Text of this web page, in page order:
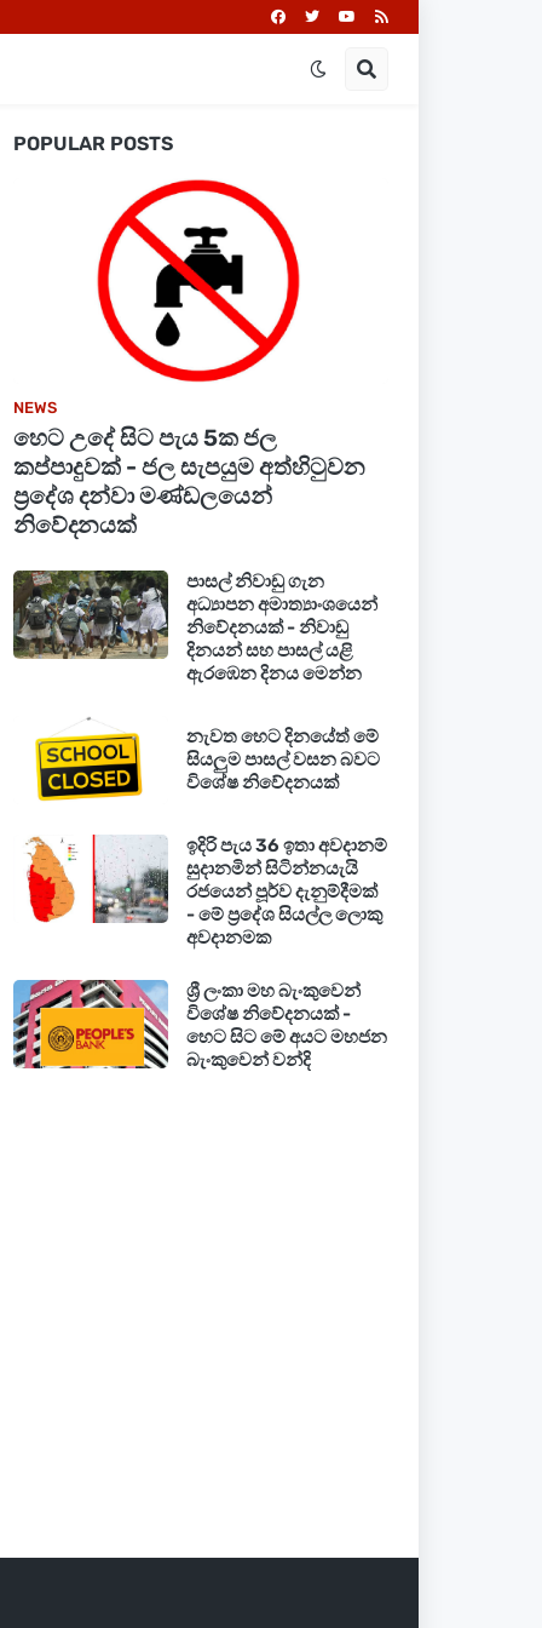
POPULAR POSTS
NEWS
හෙට උදේ සිට පැය 5ක ජල
කප්පාදුවක් - ජල සැපයුම අත්හිටුවන
ප්‍රදේශ දන්වා මණ්ඩලයෙන්
නිවේදනයක්
පාසල් නිවාඩු ගැන
අධ්‍යාපන අමාත්‍යාංශයෙන්
නිවේදනයක් - නිවාඩු
දිනයන් සහ පාසල් යළි
ඇරඹෙන දිනය මෙන්න
නැවත හෙට දිනයේත් මේ
සියලුම පාසල් වසන බවට
විශේෂ නිවේදනයක්
ඉදිරි පැය 36 ඉතා අවදානම්
සුදානමින් සිටින්නයැයි
රජයෙන් පූර්ව දැනුම්දීමක්
- මේ ප්‍රදේශ සියල්ල ලොකු
අවදානමක
ශ්‍රී ලංකා මහ බැංකුවෙන්
විශේෂ නිවේදනයක් -
හෙට සිට මේ අයට මහජන
බැංකුවෙන් වන්දි